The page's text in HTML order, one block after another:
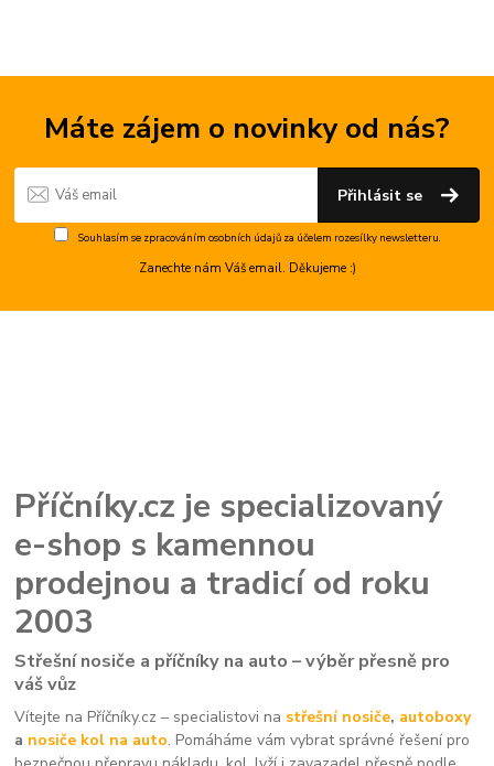
Máte zájem o novinky od nás?
Přihlásit se
Souhlasím se zpracováním osobních údajůza účelem rozesílky newsletteru.
Zanechte nám Váš email. Děkujeme :)
Příčníky.cz je specializovaný
e-shop s kamennou
prodejnou a tradicí od roku
2003
Střešní nosiče a příčníky na auto – výběr přesně pro
váš vůz
Vítejte na Příčníky.cz – specialistovi na střešní nosiče, autoboxy
a nosiče kol na auto. Pomáháme vám vybrat správné řešení pro